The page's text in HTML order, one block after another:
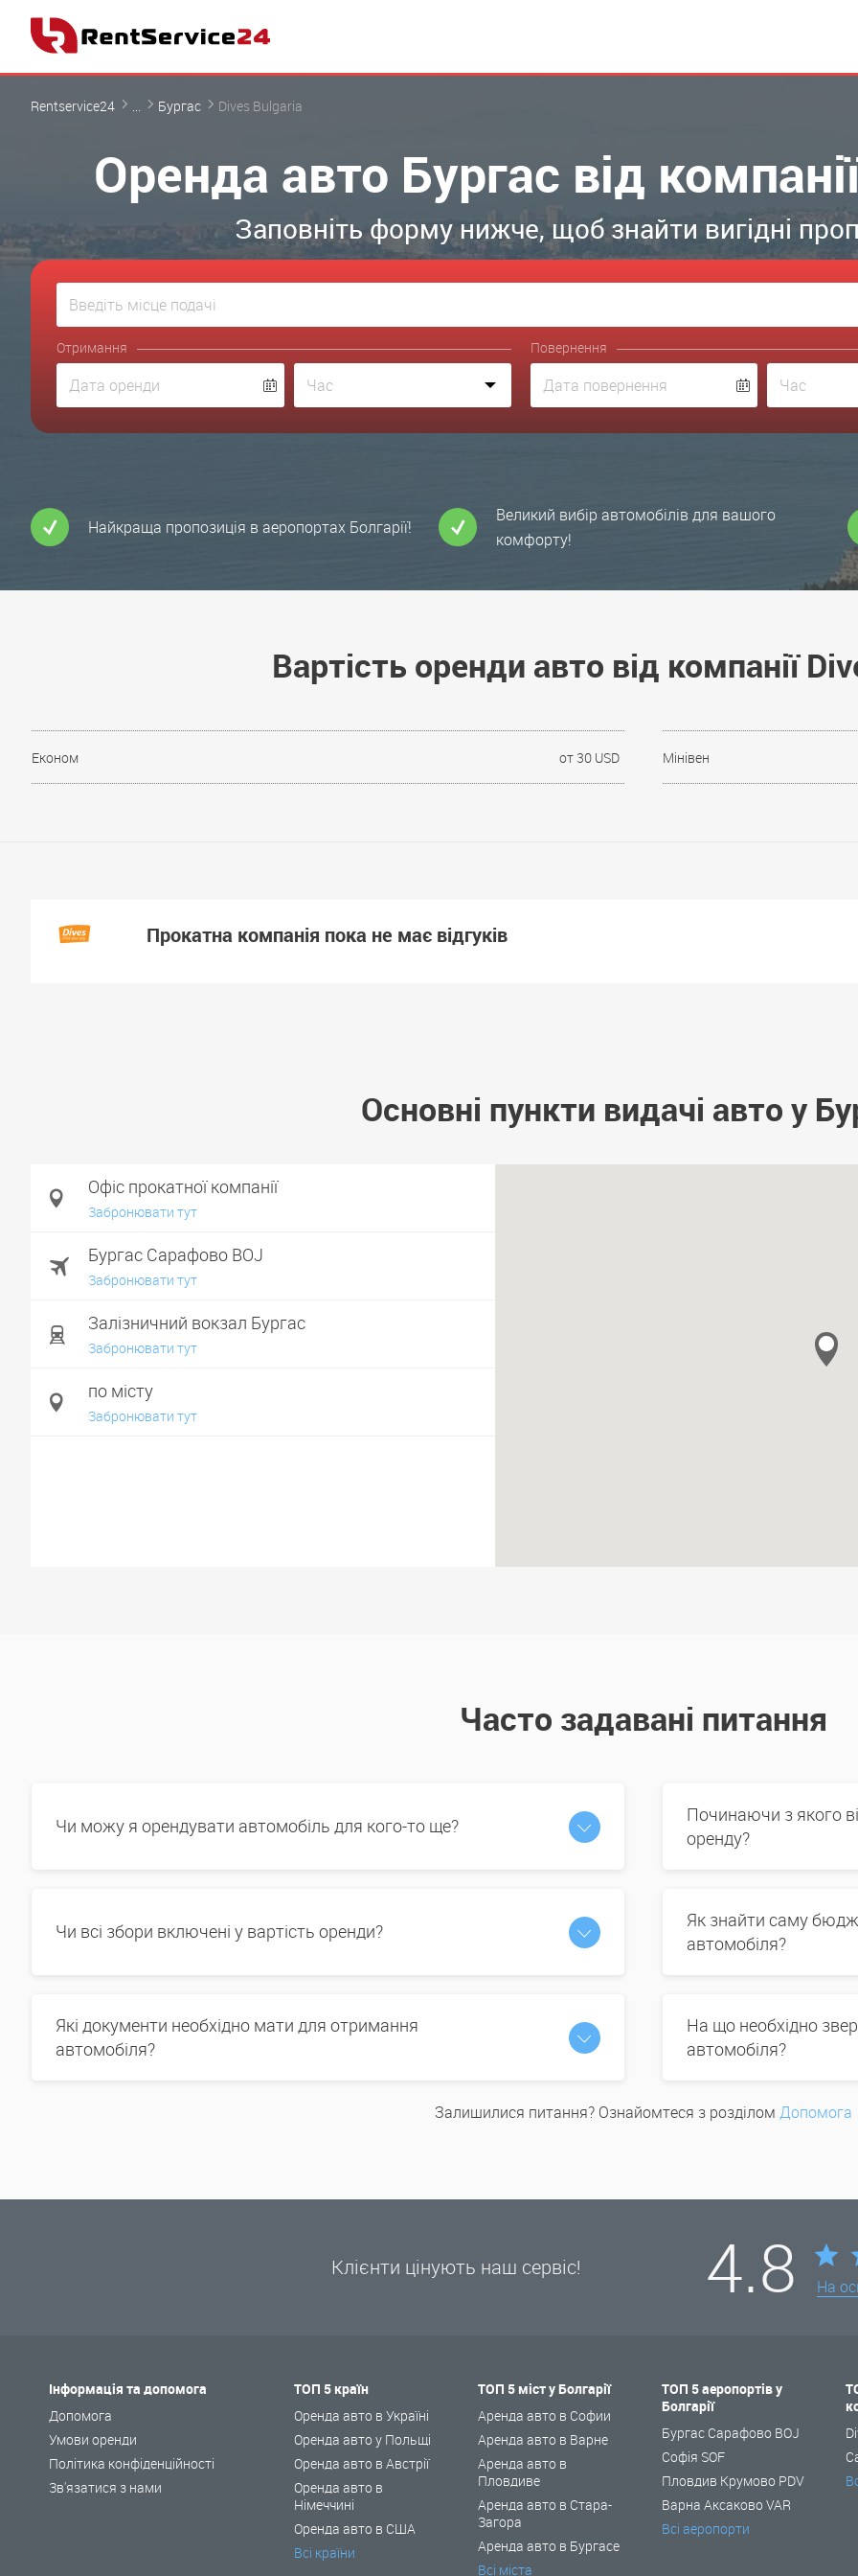
Rentservice24 ... Бургас Dives Bulgaria
Оренда авто Бургас від
Заповніть форму нижче, щоб знайти вигідні
Отримання Повернення
Найкраща пропозиція в аеропортах Болгарії!
Великий вибір автомобілів для вашого
комфорту!
Вартість оренди авто від компанії
Економ от 30 USD Мінівен
Прокатна компанія пока не має відгуків
Основні пункти видачі авто у
Офіс прокатної компанії
Забронювати тут
Бургас Сарафово BOJ
Забронювати тут
Залізничний вокзал Бургас
Забронювати тут
по місту
Забронювати тут
Часто задавані питання
Чи можу я орендувати автомобіль для кого-то ще?
Починаючи з якого
оренду?
Чи всі збори включені у вартість оренди?
Як знайти саму
автомобіля?
Які документи необхідно мати для отримання
автомобіля?
На що необхідно
автомобіля?
Залишилися питання? Ознайомтеся з розділом Допомога
Клієнти цінують наш сервіс! 4.8 На
Інформація та допомога
Допомога
Умови оренди
Політика конфіденційності
Зв'язатися з нами
ТОП 5 країн
Оренда авто в Україні
Оренда авто у Польщі
Оренда авто в Австрії
Оренда авто в
Німеччині
Оренда авто в США
Всі країни
ТОП 5 міст у Болгарії
Аренда авто в Софии
Аренда авто в Варне
Аренда авто в
Пловдиве
Аренда авто в Стара-
Загора
Аренда авто в Бургасе
Всі міста
ТОП 5 аеропортів у
Болгарії
Бургас Сарафово BOJ
Софія SOF
Пловдив Крумово PDV
Варна Аксаково VAR
Всі аеропорти